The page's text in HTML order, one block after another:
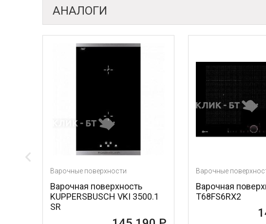
АНАЛОГИ
поверхности
поверхность
VKI 3500.1
Варочные поверхности
Варочная поверхность NEFF
T68FS6RX2